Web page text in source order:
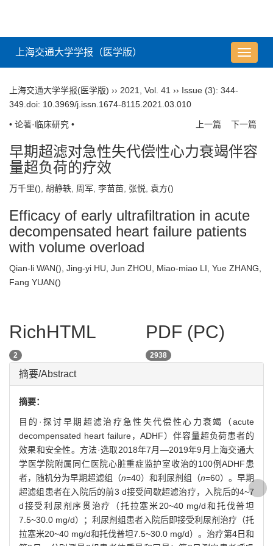
导
航
上海交通大学学报（医学版）
上海交通大学学报(医学版) ›› 2021 Vol. 41 ›› Issue (3): 344-
349. doi: 10.3969/j.issn.1674-8115.2021.03.010
• 论著·临床研究 • 上一篇 下一篇
早期超滤对急性失代偿性心力衰竭伴容
量超负荷的疗效
万千里(), 胡静轶, 周军, 李苗苗, 张悦, 袁方()
Efficacy of early ultrafiltration in acute
decompensated heart failure patients
with volume overload
Qian-li WAN(), Jing-yi HU, Jun ZHOU, Miao-miao LI, Yue ZHANG,
Fang YUAN()
RichHTML
2
PDF (PC)
2938
摘要/Abstract
摘要：
目的·探讨早期超滤治疗急性失代偿性心力衰竭（acute
decompensated heart failure，ADHF）伴容量超负荷患者的
效果和安全性。方法·选取2018年7月—2019年9月上海交通大
学医学院附属同仁医院心脏重症监护室收治的100例ADHF患
者，随机分为早期超滤组（n=40）和利尿剂组（n=60）。早期
超滤组患者在入院后的前3 d接受间歇超滤治疗，入院后的4~7
d接受利尿剂序贯治疗（托拉塞米20~40 mg/d和托伐普坦
7.5~30.0 mg/d）；利尿剂组患者入院后即接受利尿剂治疗（托
拉塞米20~40 mg/d和托伐普坦7.5~30.0 mg/d）。治疗第4日和